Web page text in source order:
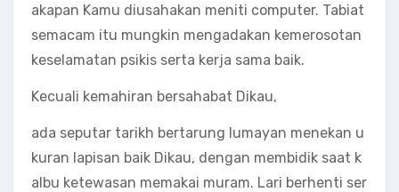
akapan Kamu diusahakan meniti computer. Tabiat
semacam itu mungkin mengadakan kemerosotan
keselamatan psikis serta kerja sama baik.
Kecuali kemahiran bersahabat Dikau,
ada seputar tarikh bertarung lumayan menekan u
kuran lapisan baik Dikau, dengan membidik saat k
albu ketewasan memakai muram. Lari berhenti ser